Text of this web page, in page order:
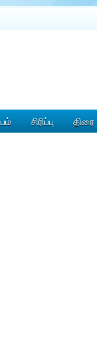
சிரிப்பு திரை